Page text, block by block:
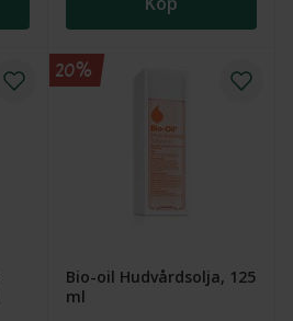
Bio-oil Hudvårdsolja, 125
ml
20%